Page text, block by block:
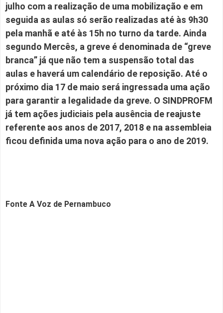
julho com a realização de uma mobilização e em
seguida as aulas só serão realizadas até às 9h30
pela manhã e até às 15h no turno da tarde. Ainda
segundo Mercês, a greve é denominada de “greve
branca” já que não tem a suspensão total das
aulas e haverá um calendário de reposição. Até o
próximo dia 17 de maio será ingressada uma ação
para garantir a legalidade da greve. O SINDPROFM
já tem ações judiciais pela ausência de reajuste
referente aos anos de 2017, 2018 e na assembleia
ficou definida uma nova ação para o ano de 2019.
Fonte A Voz de Pernambuco